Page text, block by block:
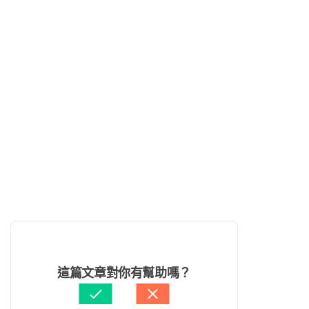
這篇文章對你有幫助嗎？